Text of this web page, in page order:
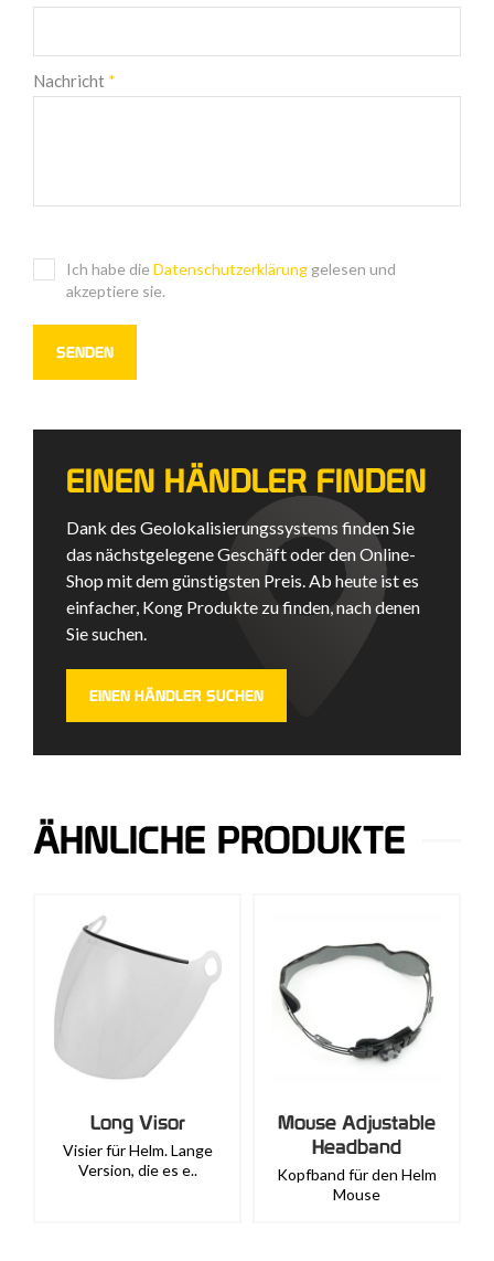
Nachricht *
Ich habe die Datenschutzerklärung gelesen und
akzeptiere sie.
EINEN HÄNDLER FINDEN
Dank des Geolokalisierungssystems finden Sie
das nächstgelegene Geschäft oder den Online-
Shop mit dem günstigsten Preis. Ab heute ist es
einfacher, Kong Produkte zu finden, nach denen
Sie suchen.
EINEN HÄNDLER SUCHEN
ÄHNLICHE PRODUKTE
Long Visor
Visier für Helm. Lange
Version, die es e..
Mouse Adjustable
Headband
Kopfband für den Helm
Mouse